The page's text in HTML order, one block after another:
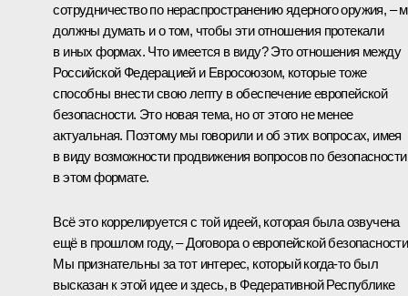
сотрудничество по нераспространению ядерного оружия, –
должны думать и о том, чтобы эти отношения протекали
в иных формах. Что имеется в виду? Это отношения между
Российской Федерацией и Евросоюзом, которые тоже
способны внести свою лепту в обеспечение европейской
безопасности. Это новая тема, но от этого не менее
актуальная. Поэтому мы говорили и об этих вопросах, имея
в виду возможности продвижения вопросов по безопасности
в этом формате.
Всё это коррелируется с той идеей, которая была озвучена
ещё в прошлом году, – Договора о европейской
Мы признательны за тот интерес, который когда‑то был
высказан к этой идее и здесь, в Федеративной Республике